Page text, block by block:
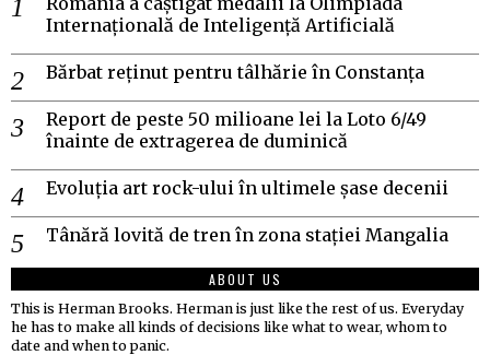
Internațională de Inteligență Artificială
Bărbat reținut pentru tâlhărie în Constanța
Report de peste 50 milioane lei la Loto 6/49
înainte de extragerea de duminică
Evoluția art rock-ului în ultimele șase decenii
Tânără lovită de tren în zona stației Mangalia
ABOUT US
This is Herman Brooks. Herman is just like the rest of us. Everyday
he has to make all kinds of decisions like what to wear, whom to
date and when to panic.